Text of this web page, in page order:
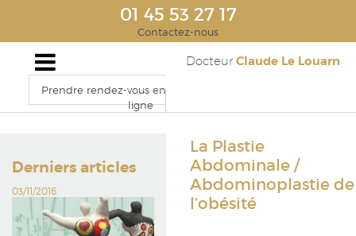
01 45 53 27 17
Contactez-nous
Docteur Claude Le Louarn
Prendre rendez-vous en
ligne
Derniers articles
03/11/2016
La Plastie
Abdominale /
Abdominoplastie de
l’obésité